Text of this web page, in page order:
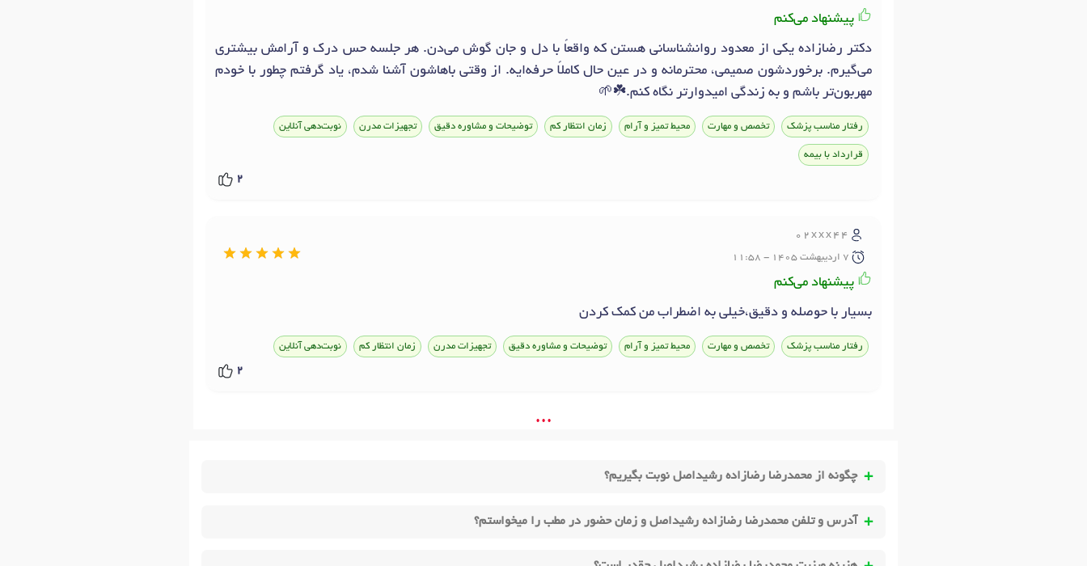
پیشنهاد می‌کنم
دکتر رضازاده یکی از معدود روانشناسانی هستن که واقعاً با دل و جان گوش می‌دن. هر جلسه حس درک و آرامش بیشتری
می‌گیرم. برخوردشون صمیمی، محترمانه و در عین حال کاملاً حرفه‌ایه. از وقتی باهاشون آشنا شدم، یاد گرفتم چطور با خودم
مهربون‌تر باشم و به زندگی امیدوارتر نگاه کنم.☘️🌱
رفتار مناسب پزشک تخصص و مهارت محیط تمیز و آرام زمان انتظار کم توضیحات و مشاوره دقیق تجهیزات مدرن نوبت‌دهی آنلاین
قرارداد با بیمه
2
02xxx44
7 ارديبهشت 1405 - 11:58
پیشنهاد می‌کنم
بسیار با حوصله و دقیق،خیلی به اضطراب من کمک کردن
رفتار مناسب پزشک تخصص و مهارت محیط تمیز و آرام توضیحات و مشاوره دقیق تجهیزات مدرن زمان انتظار کم نوبت‌دهی آنلاین
2
• • •
چگونه از محمدرضا رضازاده رشیداصل نوبت بگیریم؟
آدرس و تلفن محمدرضا رضازاده رشیداصل و زمان حضور در مطب را میخواستم؟